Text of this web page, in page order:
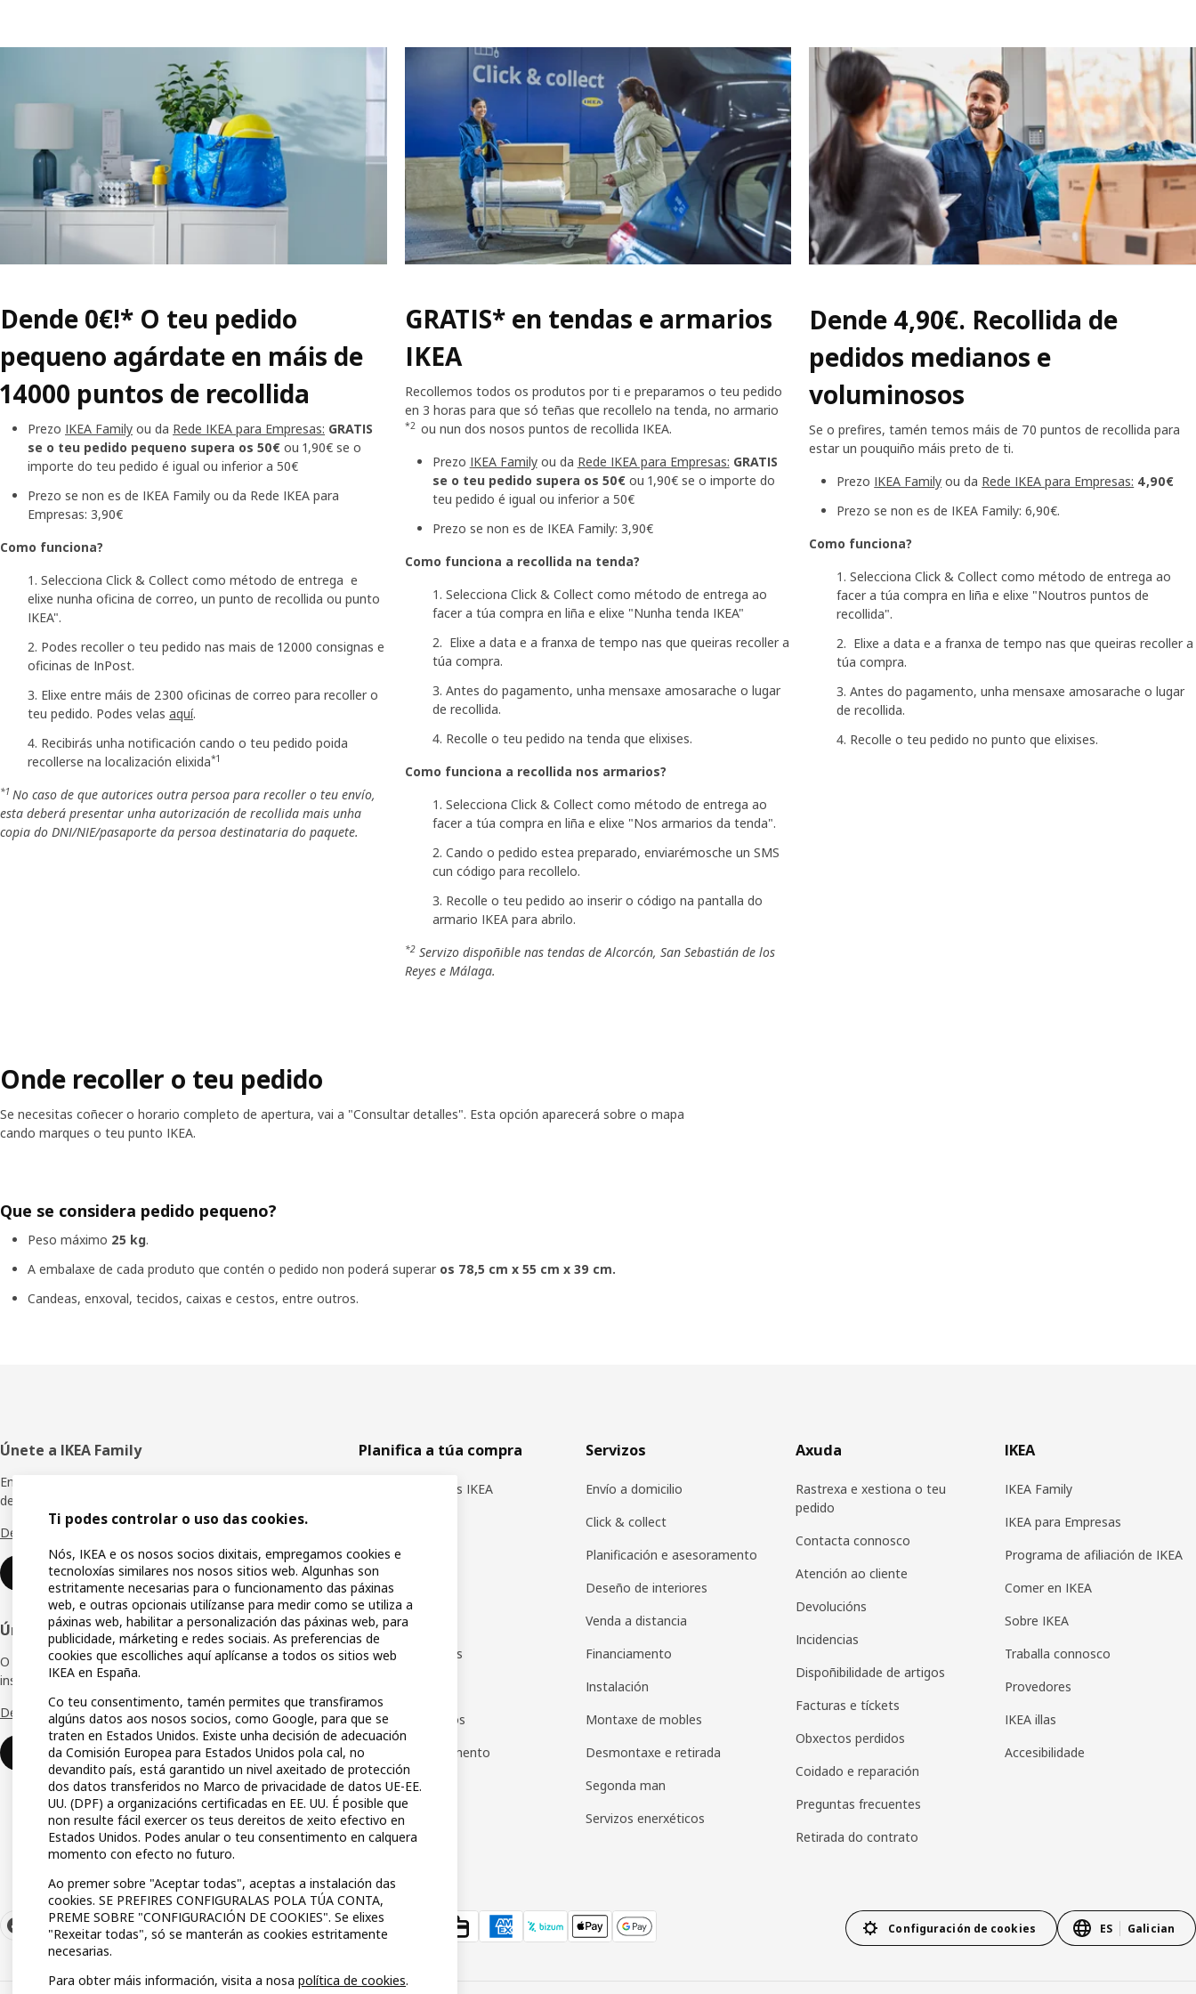
Dende 0€!* O teu pedido
pequeno agárdate en máis de
14000 puntos de recollida
Prezo IKEA Family ou da Rede IKEA para Empresas: GRATIS
se o teu pedido pequeno supera os 50€ ou 1,90€ se o
importe do teu pedido é igual ou inferior a 50€
Prezo se non es de IKEA Family ou da Rede IKEA para
Empresas: 3,90€
Como funciona?
Selecciona Click & Collect como método de entrega e
elixe nunha oficina de correo, un punto de recollida ou punto
IKEA".
Podes recoller o teu pedido nas mais de 12000 consignas e
oficinas de InPost.
Elixe entre máis de 2300 oficinas de correo para recoller o
teu pedido. Podes velas aquí.
Recibirás unha notificación cando o teu pedido poida
recollerse na localización elixida*1
*1 No caso de que autorices outra persoa para recoller o teu envío,
esta deberá presentar unha autorización de recollida mais unha
copia do DNI/NIE/pasaporte da persoa destinataria do paquete.
GRATIS* en tendas e armarios
IKEA
Recollemos todos os produtos por ti e preparamos o teu pedido
en 3 horas para que só teñas que recollelo na tenda, no armario
*2 ou nun dos nosos puntos de recollida IKEA.
Prezo IKEA Familyou da Rede IKEA para Empresas: GRATIS
se o teu pedido supera os 50€ ou 1,90€ se o importe do
teu pedido é igual ou inferior a 50€
Prezo se non es de IKEA Family: 3,90€
Como funciona a recollida na tenda?
Selecciona Click & Collect como método de entrega ao
facer a túa compra en liña e elixe "Nunha tenda IKEA"
Elixe a data e a franxa de tempo nas que queiras recoller a
túa compra.
Antes do pagamento, unha mensaxe amosarache o lugar
de recollida.
Recolle o teu pedido na tenda que elixises.
Como funciona a recollida nos armarios?
Selecciona Click & Collect como método de entrega ao
facer a túa compra en liña e elixe "Nos armarios da tenda".
Cando o pedido estea preparado, enviarémosche un SMS
cun código para recollelo.
Recolle o teu pedido ao inserir o código na pantalla do
armario IKEA para abrilo.
*2Servizo dispoñible nas tendas de Alcorcón, San Sebastián de los
Reyes e Málaga.
Dende 4,90€. Recollida de
pedidos medianos e
voluminosos
Se o prefires, tamén temos máis de 70 puntos de recollida para
estar un pouquiño máis preto de ti.
Prezo IKEA Family ou da Rede IKEA para Empresas: 4,90€
Prezo se non es de IKEA Family: 6,90€.
Como funciona?
Selecciona Click & Collect como método de entrega ao
facer a túa compra en liña e elixe "Noutros puntos de
recollida".
Elixe a data e a franxa de tempo nas que queiras recoller a
túa compra.
Antes do pagamento, unha mensaxe amosarache o lugar
de recollida.
Recolle o teu pedido no punto que elixises.
Onde recoller o teu pedido
Se necesitas coñecer o horario completo de apertura, vai a "Consultar detalles". Esta opción aparecerá sobre o mapa
cando marques o teu punto IKEA.
Que se considera pedido pequeno?
Peso máximo 25 kg.
A embalaxe de cada produto que contén o pedido non poderá superar os 78,5 cm x 55 cm x 39 cm.
Candeas, enxoval, tecidos, caixas e cestos, entre outros.
Pé
de
páxina
Únete a IKEA Family
Empeza a gozar de premios e sorpresas,
descontos especiais e moitas vantaxes máis.
Descubre todos os beneficios.
Unirse ou iniciar sesión
Únete á Rede IKEA para Empresas
O club de empresas que che ofrece ofertas,
inspiración e consellos para o teu negocio.
Descobre todas as vantaxes.
Unirse ou iniciar sesión
Planifica a túa compra
Tódolos produtos IKEA
Tendas IKEA
Mercar en IKEA
IKEA Apps
Lista de agasallos
Guías de produtos
Medios de pagamento
Servizos
Envío a domicilio
Click & collect
Planificación e asesoramento
Deseño de interiores
Venda a distancia
Financiamento
Instalación
Montaxe de mobles
Desmontaxe e retirada
Segonda man
Servizos enerxéticos
Axuda
Rastrexa e xestiona o teu
pedido
Contacta connosco
Atención ao cliente
Devolucións
Incidencias
Dispoñibilidade de artigos
Facturas e tíckets
Obxectos perdidos
Coidado e reparación
Preguntas frecuentes
Retirada do contrato
IKEA
IKEA Family
IKEA para Empresas
Programa de afiliación de IKEA
Comer en IKEA
Sobre IKEA
Traballa connosco
Provedores
IKEA illas
Accesibilidade
Configuración de cookies ES Galician
Ti podes controlar o uso das cookies.
Nós, IKEA e os nosos socios dixitais, empregamos cookies e
tecnoloxías similares nos nosos sitios web. Algunhas son
estritamente necesarias para o funcionamento das páxinas
web, e outras opcionais utilízanse para medir como se utiliza a
páxinas web, habilitar a personalización das páxinas web, para
publicidade, márketing e redes sociais. As preferencias de
cookies que escolliches aquí aplícanse a todos os sitios web
IKEA en España.
Co teu consentimento, tamén permites que transfiramos
algúns datos aos nosos socios, como Google, para que se
traten en Estados Unidos. Existe unha decisión de adecuación
da Comisión Europea para Estados Unidos pola cal, no
devandito país, está garantido un nivel axeitado de protección
dos datos transferidos no Marco de privacidade de datos UE-EE.
UU. (DPF) a organizacións certificadas en EE. UU. É posible que
non resulte fácil exercer os teus dereitos de xeito efectivo en
Estados Unidos. Podes anular o teu consentimento en calquera
momento con efecto no futuro.
Ao premer sobre "Aceptar todas", aceptas a instalación das
cookies. SE PREFIRES CONFIGURALAS POLA TÚA CONTA,
PREME SOBRE "CONFIGURACIÓN DE COOKIES". Se elixes
"Rexeitar todas", só se manterán as cookies estritamente
necesarias.
Para obter máis información, visita a nosa política de cookies.